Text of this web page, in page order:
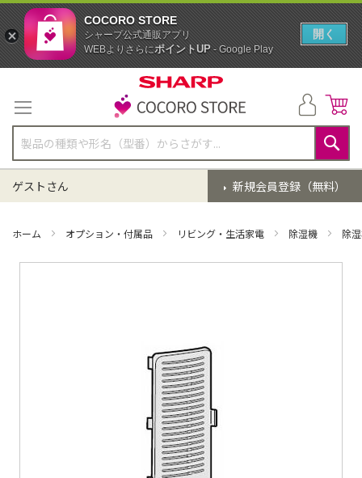
テ
ン
ツ
に
ス
キ
ッ
検
索
新規会員登録（無料）
ゲストさん
ホーム オプション・付属品 リビング・生活家電 除湿機 除
COCORO STORE
シャープ公式通販アプリ
WEBよりさらにポイントUP- Google Play
開く